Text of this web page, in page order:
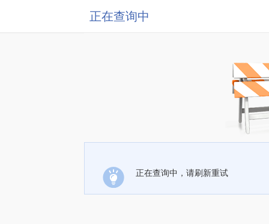
正在查询中
正在查询中，请刷新重试